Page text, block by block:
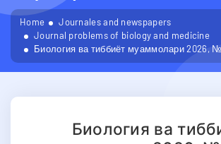
Home
Journales and newspapers
Journal problems of biology and medicine
Биология ва тиббиёт муаммолари 2026,
Биология ва